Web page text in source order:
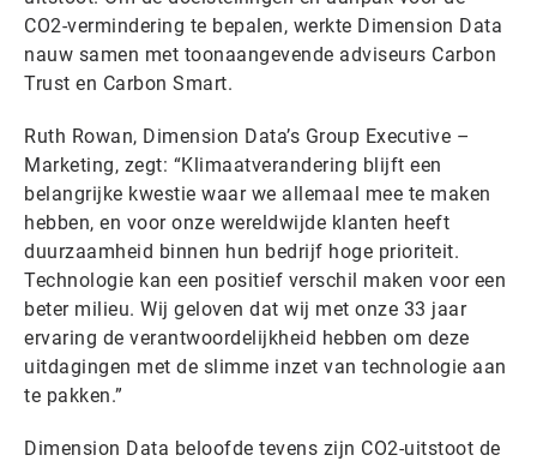
CO2-vermindering te bepalen, werkte Dimension Data
nauw samen met toonaangevende adviseurs Carbon
Trust en Carbon Smart.
Ruth Rowan, Dimension Data’s Group Executive –
Marketing, zegt: “Klimaatverandering blijft een
belangrijke kwestie waar we allemaal mee te maken
hebben, en voor onze wereldwijde klanten heeft
duurzaamheid binnen hun bedrijf hoge prioriteit.
Technologie kan een positief verschil maken voor een
beter milieu. Wij geloven dat wij met onze 33 jaar
ervaring de verantwoordelijkheid hebben om deze
uitdagingen met de slimme inzet van technologie aan
te pakken.”
Dimension Data beloofde tevens zijn CO2-uitstoot de